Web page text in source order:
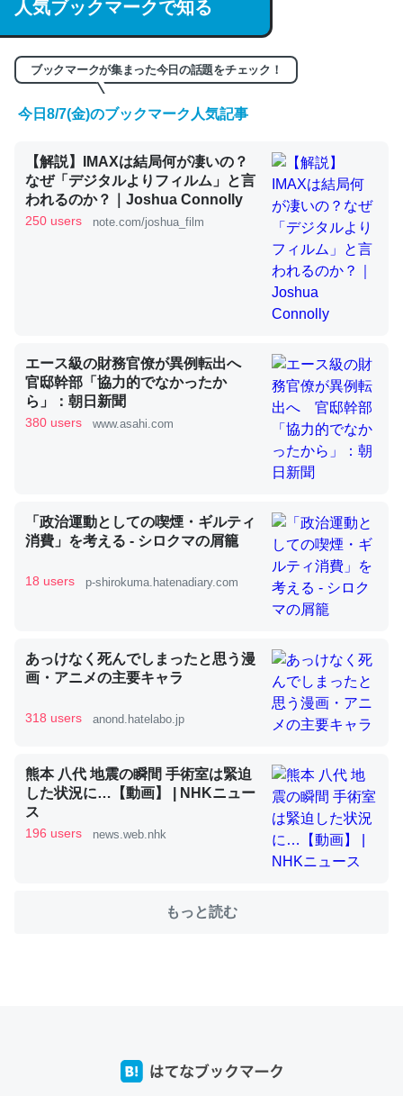
/064121
─GPTの仕組みと限界についての考察（１） - conceptualization
くらい。小説でいう「ずっと前の伏線」は回収されないけ
ど、短期記憶というには多い分量。進化すればするほど分
かりやすく強くなりそう
昆虫ってカルシウム少ないのか。知らんかった。調べたら
コオロギのカルシウム分はエビの600分の1程度。
─ニュース :: 【研究発表】昆虫学の大問題＝「昆虫はなぜ海にいな
いのか」に関する新仮説
論文では「淡水はカルシウムも酸素も不足してて両方に不
利だから両方が拮抗してるのでは」とあって面白い。海に
いる鋏角類（カブトガニ・ウミグモ）はカルシウムを使わ
ずキチンを強化してる筈だが、酵素が違うのか？
類は苦労してるんだな…。腹足類だと殻を無くしてナメク
ジになったり努力してるし。
─ニュース :: 【研究発表】昆虫学の大問題＝「昆虫はなぜ海にいな
いのか」に関する新仮説
コミュニケーションが劇的に変化した｜tayorini by LIFULL介護
人気ブックマークで知る
ブックマークが集まった今日の話題をチェック！
今日8/7(金)のブックマーク人気記事
【解説】IMAXは結局何が凄いの？
なぜ「デジタルよりフィルム」と言
われるのか？｜Joshua Connolly
250 users note.com/joshua_film
エース級の財務官僚が異例転出へ
官邸幹部「協力的でなかったか
ら」：朝日新聞
380 users www.asahi.com
「政治運動としての喫煙・ギルティ
消費」を考える - シロクマの屑籠
18 users p-shirokuma.hatenadiary.com
あっけなく死んでしまったと思う漫
画・アニメの主要キャラ
318 users anond.hatelabo.jp
熊本 八代 地震の瞬間 手術室は緊迫
した状況に…【動画】 | NHKニュー
ス
196 users news.web.nhk
もっと読む